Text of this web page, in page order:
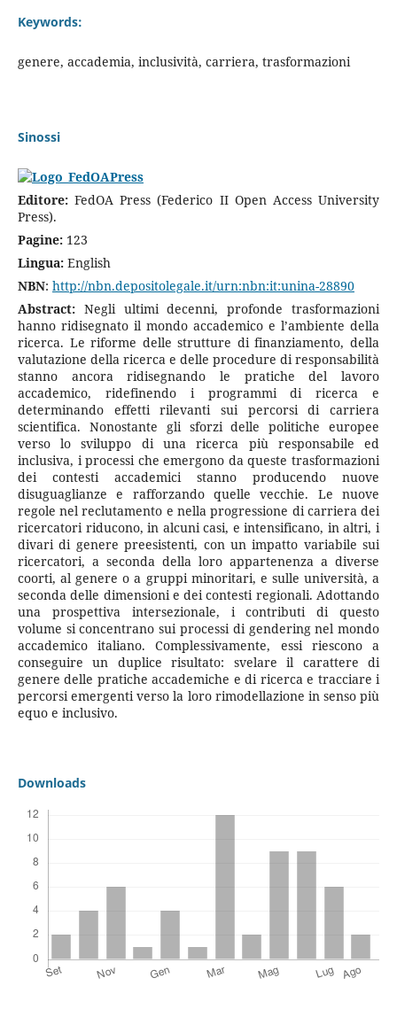
Keywords:
genere, accademia, inclusività, carriera, trasformazioni
Sinossi
Editore:FedOA Press (Federico II Open Access University
Press).
Pagine: 123
Lingua:English
NBN: http://nbn.depositolegale.it/urn:nbn:it:unina-28890
Abstract: Negli ultimi decenni, profonde trasformazioni
hanno ridisegnato il mondo accademico e l’ambiente della
ricerca. Le riforme delle strutture di finanziamento, della
valutazione della ricerca e delle procedure di responsabilità
stanno ancora ridisegnando le pratiche del lavoro
accademico, ridefinendo i programmi di ricerca e
determinando effetti rilevanti sui percorsi di carriera
scientifica. Nonostante gli sforzi delle politiche europee
verso lo sviluppo di una ricerca più responsabile ed
inclusiva, i processi che emergono da queste trasformazioni
dei contesti accademici stanno producendo nuove
disuguaglianze e rafforzando quelle vecchie. Le nuove
regole nel reclutamento e nella progressione di carriera dei
ricercatori riducono, in alcuni casi, e intensificano, in altri, i
divari di genere preesistenti, con un impatto variabile sui
ricercatori, a seconda della loro appartenenza a diverse
coorti, al genere o a gruppi minoritari, e sulle università, a
seconda delle dimensioni e dei contesti regionali. Adottando
una prospettiva intersezionale, i contributi di questo
volume si concentrano sui processi di gendering nel mondo
accademico italiano. Complessivamente, essi riescono a
conseguire un duplice risultato: svelare il carattere di
genere delle pratiche accademiche e di ricerca e tracciare i
percorsi emergenti verso la loro rimodellazione in senso più
equo e inclusivo.
Downloads